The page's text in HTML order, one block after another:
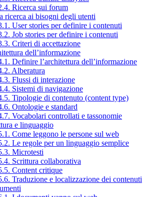
Ricerca sui forum
ricerca ai bisogni degli utenti
User stories per definire i contenuti
Job stories per definire i contenuti
Criteri di accettazione
dell’informazione
Definire l’architettura dell’informazione
Alberatura
Flussi di interazione
Sistemi di navigazione
Tipologie di contenuto (content type)
Ontologie e standard
Vocabolari controllati e tassonomie
e linguaggio
Come leggono le persone sul web
Le regole per un linguaggio semplice
Microtesti
Scrittura collaborativa
Content critique
Traduzione e localizzazione dei contenuti